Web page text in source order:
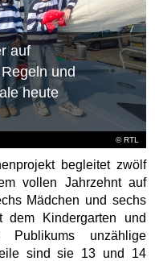
©RTL
auf
und
heute
begleitet zwölf
vollen Jahrzehnt auf
Mädchen und sechs
Kindergarten und
unzählige
sind sie 13 und 14